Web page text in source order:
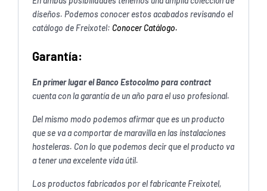
diseños. Podemos conocer estos acabados revisando el
catálogo de Freixotel: Conocer Catálogo.
Garantía:
En primer lugar el Banco Estocolmo para contract
cuenta con la garantía de un año para el uso profesional.
Del mismo modo podemos afirmar que es un producto
que se va a comportar de maravilla en las instalaciones
hosteleras. Con lo que podemos decir que el producto va
a tener una excelente vida útil.
Los productos fabricados por el fabricante Freixotel,